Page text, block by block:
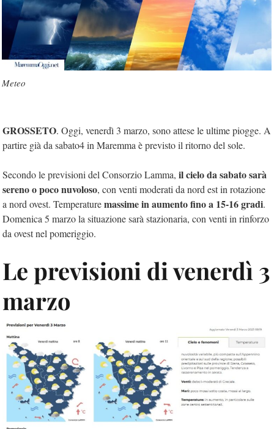
Meteo
GROSSETO. Oggi, venerdì 3 marzo, sono attese le ultime piogge. A
partire già da sabato4 in Maremma è previsto il ritorno del sole.
Secondo le previsioni del Consorzio Lamma, il cielo da sabato sarà
sereno o poco nuvoloso, con venti moderati da nord est in rotazione
a nord ovest. Temperaturemassime in aumento fino a 15-16 gradi.
Domenica 5 marzo la situazione sarà stazionaria, con venti in rinforzo
da ovest nel pomeriggio.
Le previsioni di venerdì 3
marzo